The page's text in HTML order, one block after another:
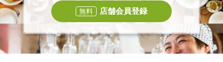
無料 店舗会員登録